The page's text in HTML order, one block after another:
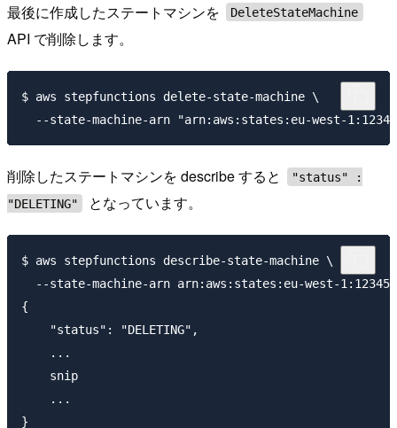
最後に作成したステートマシンを DeleteStateMachine
API で削除します。
$ aws stepfunctions delete-state-machine \
削除したステートマシンを describe すると
"status" :
"DELETING"
となっています。
$ aws stepfunctions describe-state-machine \
--state-machine-arn arn:aws:states:eu-west-
{
    "status": "DELETING",
    ...
    snip
    ...